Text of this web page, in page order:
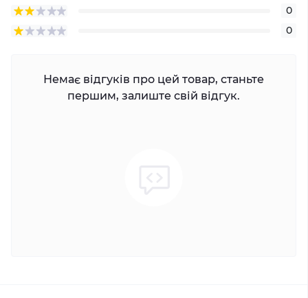
0
0
Немає відгуків про цей товар, станьте
першим, залиште свій відгук.